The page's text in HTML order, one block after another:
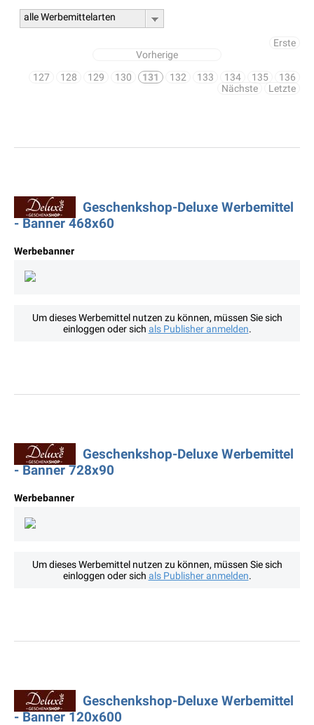
alle Werbemittelarten
Erste
Vorherige
127
128 129 130 131 132 133 134 135
136
Nächste
Letzte
Geschenkshop-Deluxe Werbemittel
- Banner 468x60
Werbebanner
Um dieses Werbemittel nutzen zu können, müssen Sie sich
einloggen oder sich als Publisher anmelden.
Geschenkshop-Deluxe Werbemittel
- Banner 728x90
Werbebanner
Um dieses Werbemittel nutzen zu können, müssen Sie sich
einloggen oder sich als Publisher anmelden.
Geschenkshop-Deluxe Werbemittel
- Banner 120x600